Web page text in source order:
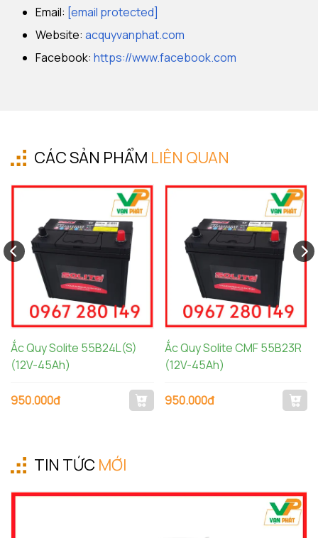
Email: [email protected]
Website: acquyvanphat.com
Facebook: https://www.facebook.com
CÁC SẢN PHẨM LIÊN QUAN
Ắc Quy Solite 55B24L(S)
(12V-45Ah)
950.000đ
Ắc Quy Solite CMF 55B23R
(12V-45Ah)
950.000đ
TIN TỨC MỚI